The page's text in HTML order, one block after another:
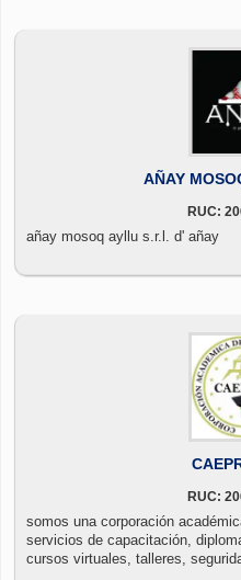
AÑAY
RUC:
añay mosoq ayllu s.r.l. d' añay
RUC:
somos una corporación
servicios de capacitación,
cursos virtuales, talleres,